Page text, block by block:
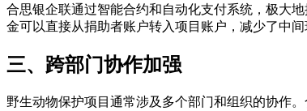
合思银企联通过智能合约和自动化支付系统，极大
金可以直接从捐助者账户转入项目账户，减少了中
三、跨部门协作加强
野生动物保护项目通常涉及多个部门和组织的协作